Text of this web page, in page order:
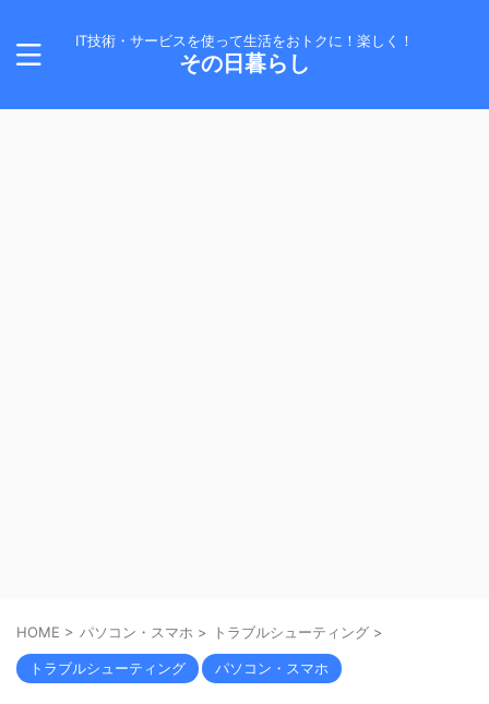
IT技術・サービスを使って生活をおトクに！楽しく！
その日暮らし
HOME > パソコン・スマホ > トラブルシューティング >
トラブルシューティング パソコン・スマホ